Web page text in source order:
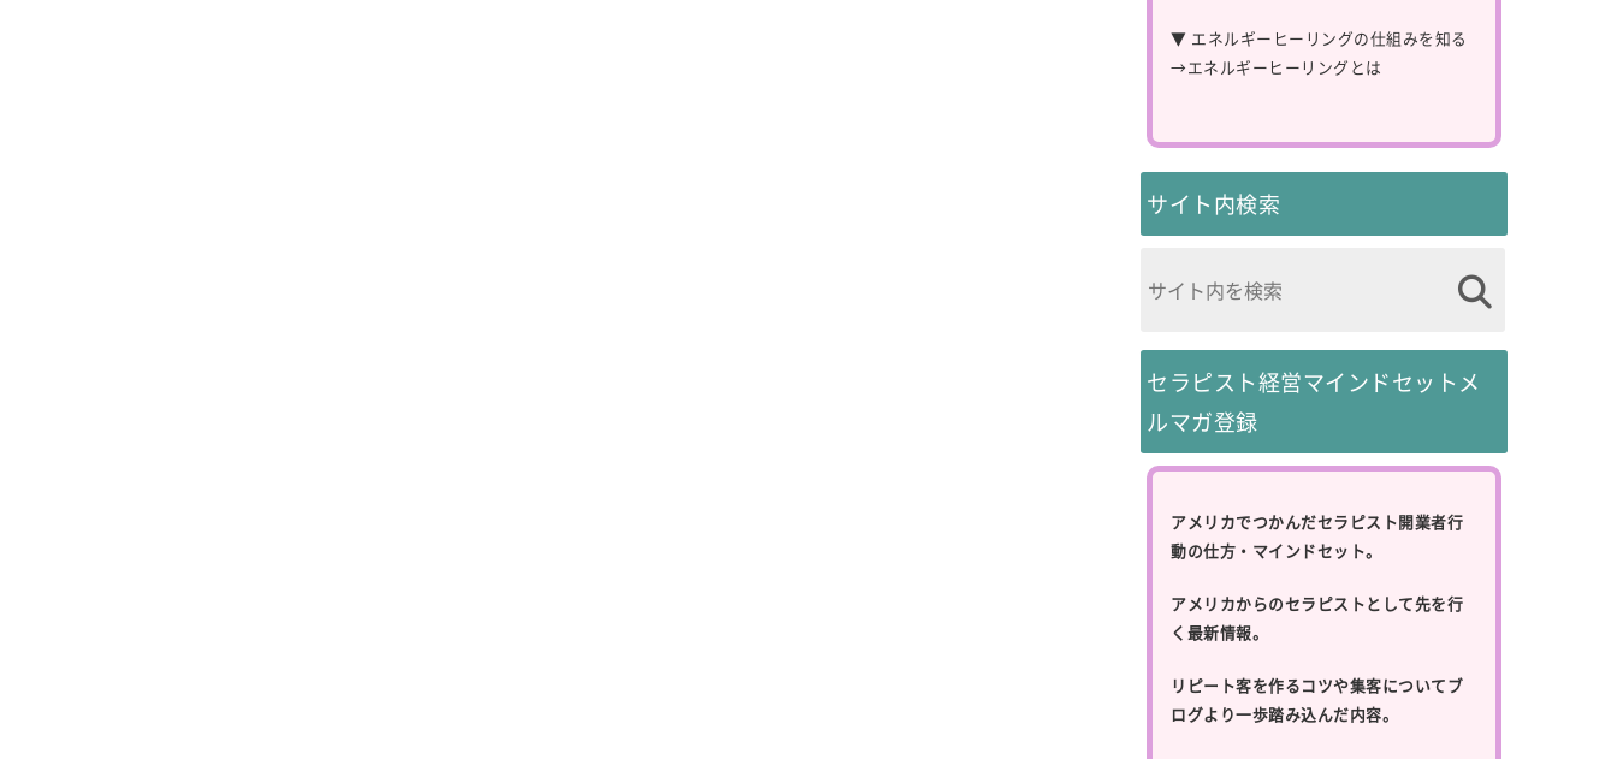
▼ エネルギーヒーリングの仕組みを知る
→エネルギーヒーリングとは
サイト内検索
セラピスト経営マインドセットメ
ルマガ登録
アメリカでつかんだセラピスト開業者行
動の仕方・マインドセット。
アメリカからのセラピストとして先を行
く最新情報。
リピート客を作るコツや集客についてブ
ログより一歩踏み込んだ内容。